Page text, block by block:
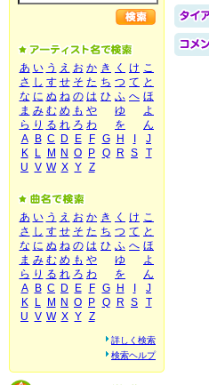
あ い う え お か き く け こ
さ し す せ そ た ち つ て と
な に ぬ ね の は ひ ふ へ ほ
ま み む め も や ゆ
よ
ら り る れ ろ わ を
ん
A
B C D E F G H
J
K
L M N O P Q R S
T
U V W X Y Z
あ い う え お か き く け こ
さ し す せ そ た ち つ て と
な に ぬ ね の は ひ ふ へ ほ
ま み む め も や ゆ
よ
ら り る れ ろ わ を
ん
A
B C D E F G H
J
K
L M N O P Q R S
T
U V W X Y Z
詳しく検索
検索ヘルプ